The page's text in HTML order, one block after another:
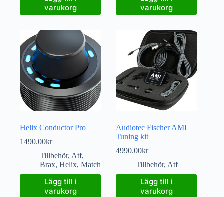
varukorg
varukorg
Helix Conductor Pro
1490.00kr
Tillbehör, Atf,
Brax, Helix, Match
Lägg till i
varukorg
Audiotec Fischer AMI
Tuning kit
4990.00kr
Tillbehör, Atf
Lägg till i
varukorg